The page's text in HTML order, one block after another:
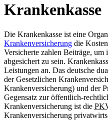
Krankenkasse
Die Krankenkasse ist eine
Krankenversicherung die
Versicherte zahlen Beiträge,
abgesichert zu sein.
Leistungen an. Das deutsche
der Gesetzlichen
Krankenversicherung) und der
Gegensatz zur öffentlich-
Krankenversicherung ist die
Krankenversicherung